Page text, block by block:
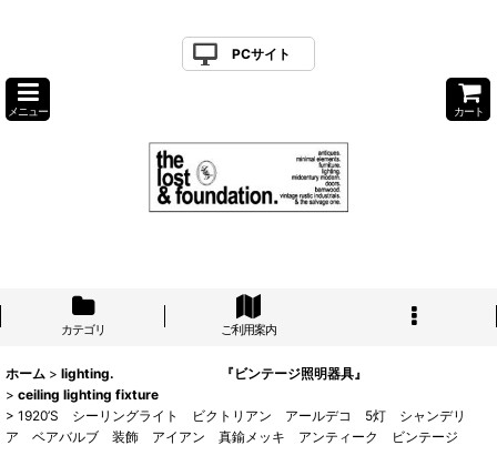
PCサイト
メニュー カート
カテゴリ ご利用案内
ホーム > lighting. 『ビンテージ照明器具』
> ceiling lighting fixture
> 1920’S シーリングライト ビクトリアン アールデコ 5灯 シャンデリ
ア ベアバルブ 装飾 アイアン 真鍮メッキ アンティーク ビンテージ